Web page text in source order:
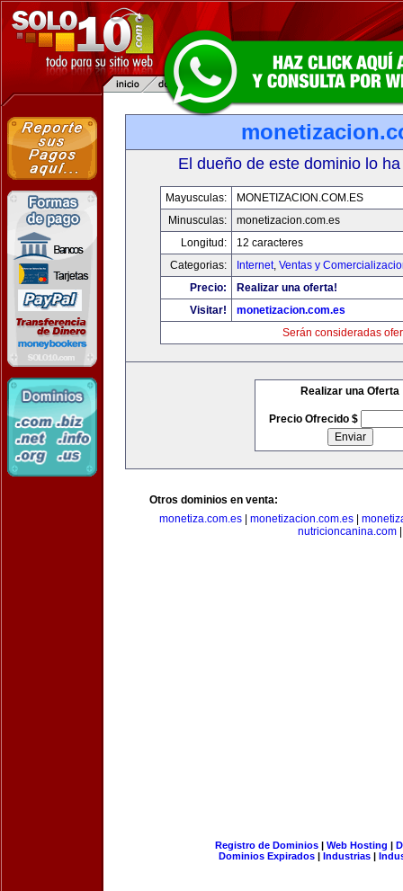
El dueño de este dominio lo
Mayusculas:
MONETIZACION.COM.ES
Minusculas:
monetizacion.com.es
Longitud:
12 caracteres
Categorias:
Internet, Ventas y
Precio:
Realizar una oferta!
Visitar!
monetizacion.com.es
Serán consideradas
Realizar una Oferta
Precio Ofrecido $
Otros dominios en venta:
monetiza.com.es| monetizacion.com.es|
nutricioncanina.com
Registro de Dominios| Web Hosting |
Dominios Expirados | Industrias |